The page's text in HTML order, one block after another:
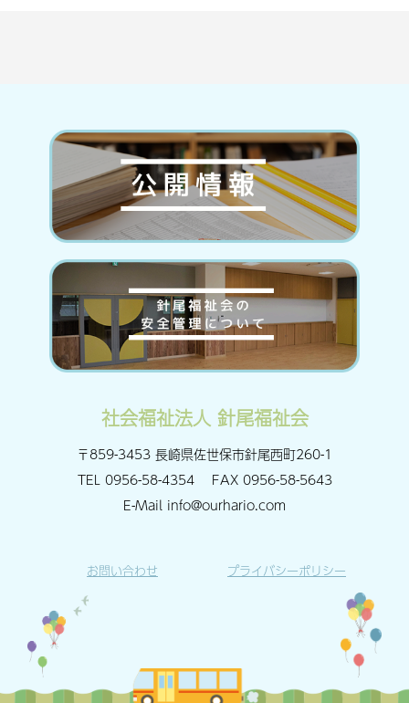
社会福祉法人 針尾福祉会
〒859-3453 長崎県佐世保市針尾西町260-1
TEL 0956-58-4354FAX 0956-58-5643
E-Mail info@ourhario.com
お問い合わせ プライバシーポリシー